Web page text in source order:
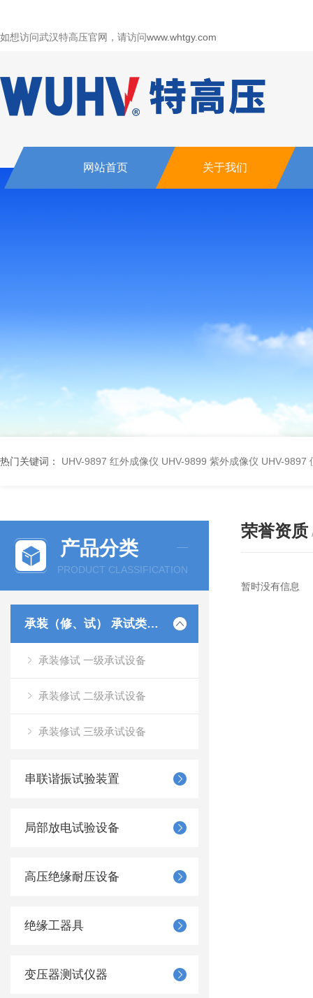
如想访问武汉特高压官网，请访问www.whtgy.com
网站首页 关于我们
热门关键词： UHV-9897 红外成像仪 UHV-9899 紫外成像仪 UHV-9897
产品分类
PRODUCT CLASSIFICATION
承装（修、试） 承试类仪器
承装修试 一级承试设备
承装修试 二级承试设备
承装修试 三级承试设备
串联谐振试验装置
局部放电试验设备
高压绝缘耐压设备
绝缘工器具
变压器测试仪器
荣誉资质
暂时没有信息